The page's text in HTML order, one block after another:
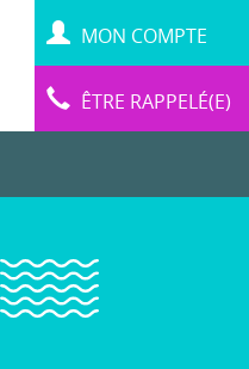
MON COMPTE
ÊTRE RAPPELÉ(E)